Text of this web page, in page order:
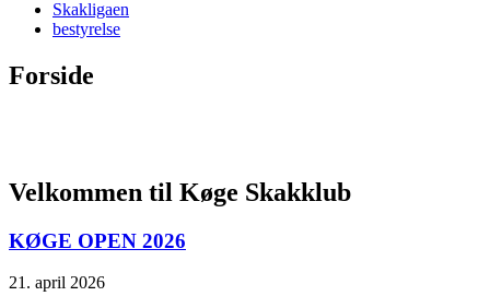
Skakligaen
bestyrelse
Forside
Velkommen til Køge Skakklub
KØGE OPEN 2026
21. april 2026